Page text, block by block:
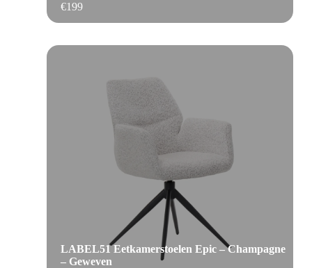
€199
LABEL51 Eetkamerstoelen Epic – Champagne
– Geweven